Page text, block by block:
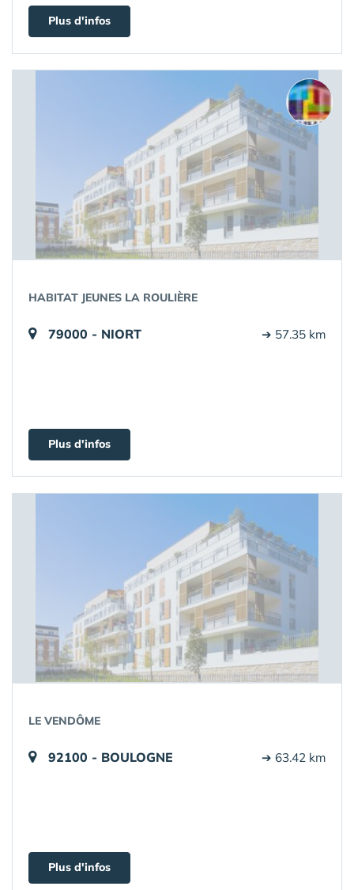
Plus d'infos
HABITAT JEUNES LA ROULIÈRE
79000 - NIORT ➔ 57.35 km
Plus d'infos
LE VENDÔME
92100 - BOULOGNE ➔ 63.42 km
Plus d'infos